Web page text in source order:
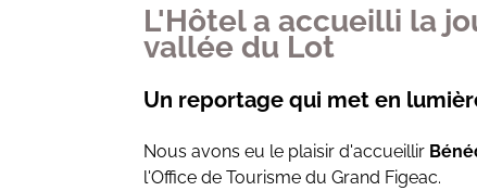
L'Hôtel a accueilli la
vallée du Lot
Un reportage qui met en
Nous avons eu le plaisir d'accueillir
l'Office de Tourisme du Grand Figeac.